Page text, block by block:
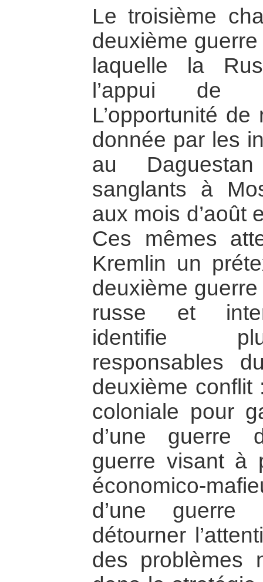
Le troisième
deuxième
laquelle la
l’appui de
L’opportunité
donnée par les
au
sanglants à
aux mois d’août
Ces mêmes
Kremlin un
deuxième
russe et
identifie
responsables
deuxième conflit
coloniale pour
d’une guerre
guerre visant à
économico-
d’une
détourner
des problèmes